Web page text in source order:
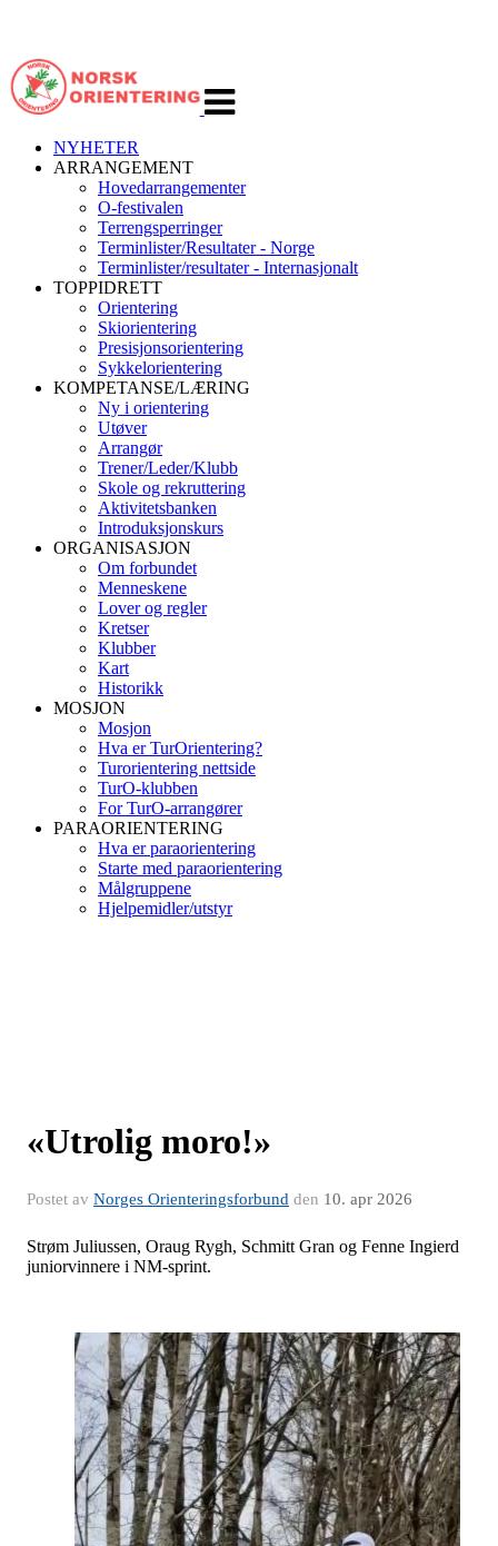
navigasjon
NYHETER
ARRANGEMENT
Hovedarrangementer
O-festivalen
Terrengsperringer
Terminlister/Resultater - Norge
Terminlister/resultater - Internasjonalt
TOPPIDRETT
Orientering
Skiorientering
Presisjonsorientering
Sykkelorientering
KOMPETANSE/LÆRING
Ny i orientering
Utøver
Arrangør
Trener/Leder/Klubb
Skole og rekruttering
Aktivitetsbanken
Introduksjonskurs
ORGANISASJON
Om forbundet
Menneskene
Lover og regler
Kretser
Klubber
Kart
Historikk
MOSJON
Mosjon
Hva er TurOrientering?
Turorientering nettside
TurO-klubben
For TurO-arrangører
PARAORIENTERING
Hva er paraorientering
Starte med paraorientering
Målgruppene
Hjelpemidler/utstyr
«Utrolig moro!»
Postet av Norges Orienteringsforbund den 10. apr 2026
Strøm Juliussen, Oraug Rygh, Schmitt Gran og Fenne Ingierd
juniorvinnere i NM-sprint.